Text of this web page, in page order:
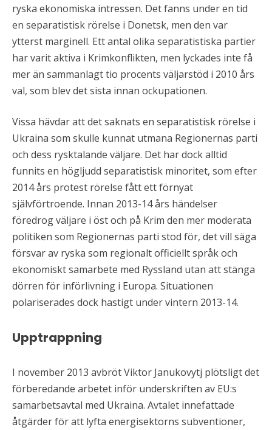
ryska ekonomiska intressen. Det fanns under en tid
en separatistisk rörelse i Donetsk, men den var
ytterst marginell. Ett antal olika separatistiska partier
har varit aktiva i Krimkonflikten, men lyckades inte få
mer än sammanlagt tio procents väljarstöd i 2010 års
val, som blev det sista innan ockupationen.
Vissa hävdar att det saknats en separatistisk rörelse i
Ukraina som skulle kunnat utmana Regionernas parti
och dess rysktalande väljare. Det har dock alltid
funnits en högljudd separatistisk minoritet, som efter
2014 års protest rörelse fått ett förnyat
självförtroende. Innan 2013-14 års händelser
föredrog väljare i öst och på Krim den mer moderata
politiken som Regionernas parti stod för, det vill säga
försvar av ryska som regionalt officiellt språk och
ekonomiskt samarbete med Ryssland utan att stänga
dörren för införlivning i Europa. Situationen
polariserades dock hastigt under vintern 2013-14.
Upptrappning
I november 2013 avbröt Viktor Janukovytj plötsligt det
förberedande arbetet inför underskriften av EU:s
samarbetsavtal med Ukraina. Avtalet innefattade
åtgärder för att lyfta energisektorns subventioner,